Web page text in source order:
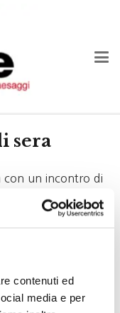
contenuti ed
media e per
sera
con un incontro di
amici.
nuovamente
ai loro amici con
di incontro e di
una sempre